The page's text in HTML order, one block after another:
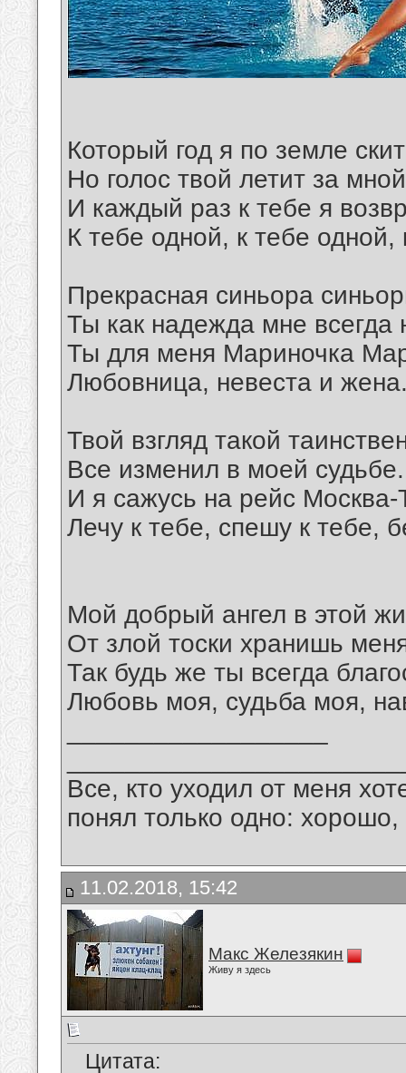
Который год я по земле
Но голос твой летит за
И каждый раз к тебе я
К тебе одной, к тебе одной,
Прекрасная синьора
Ты как надежда мне всегда
Ты для меня Мариночка
Любовница, невеста и
Твой взгляд такой
Все изменил в моей судьбе.
И я сажусь на рейс Москва-
Лечу к тебе, спешу к тебе,
Мой добрый ангел в этой
От злой тоски хранишь
Так будь же ты всегда
Любовь моя, судьба моя,
Все, кто уходил от меня
понял только одно:
11.02.2018, 15:42
Макс Железякин
Живу я здесь
Цитата: